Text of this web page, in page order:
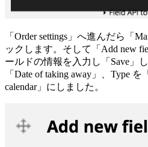
「Order settings」へ進んだら「
ックします。そして「Add new
ールドの情報を入力し「Save」
「Date of taking away」、Type を
calendar」にしました。